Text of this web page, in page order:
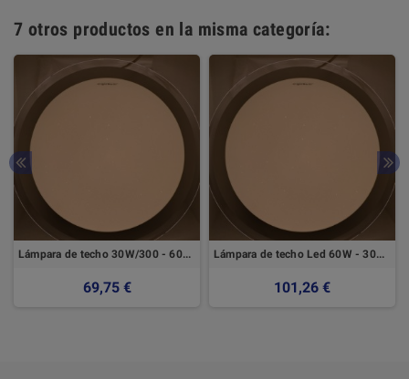
7 otros productos en la misma categoría:
Lámpara de techo 30W/300 - 6000K
69,75 €
Lámpara de techo Led 60W - 3000 - 6500K
101,26 €